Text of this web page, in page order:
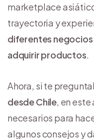
marketplace
trayectoria y
diferentes
adquirir productos
Ahora, si te
desde Chile , en
necesarios para
algunos consejos y